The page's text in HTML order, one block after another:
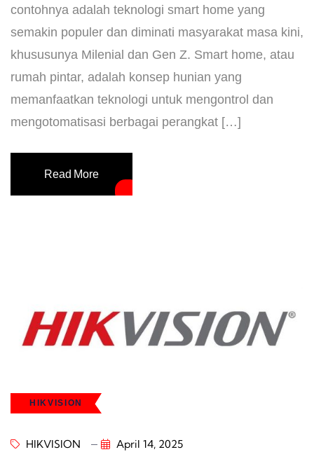
contohnya adalah teknologi smart home yang
semakin populer dan diminati masyarakat masa kini,
khususunya Milenial dan Gen Z. Smart home, atau
rumah pintar, adalah konsep hunian yang
memanfaatkan teknologi untuk mengontrol dan
mengotomatisasi berbagai perangkat […]
Read More
HIKVISION
HIKVISION April 14, 2025